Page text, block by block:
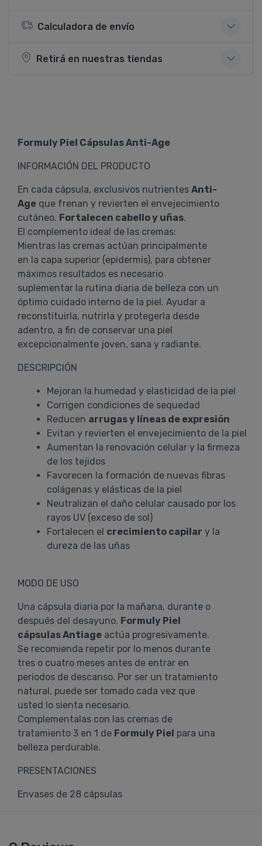
Calculadora de envío
Retirá en nuestras tiendas
Formuly Piel Cápsulas Anti-Age
INFORMACIÓN DEL PRODUCTO
En cada cápsula, exclusivos nutrientes Anti-
Age que frenan y revierten el envejecimiento
cutáneo. Fortalecen cabello y uñas.
El complemento ideal de las cremas:
Mientras las cremas actúan principalmente
en la capa superior (epidermis), para obtener
máximos resultados es necesario
suplementar la rutina diaria de belleza con un
óptimo cuidado interno de la piel. Ayudar a
reconstituirla, nutrirla y protegerla desde
adentro, a fin de conservar una piel
excepcionalmente joven, sana y radiante.
DESCRIPCIÓN
Mejoran la humedad y elasticidad de la piel
Corrigen condiciones de sequedad
Reducen arrugas y líneas de expresión
Evitan y revierten el envejecimiento de la piel
Aumentan la renovación celular y la firmeza
de los tejidos
Favorecen la formación de nuevas fibras
colágenas y elásticas de la piel
Neutralizan el daño celular causado por los
rayos UV (exceso de sol)
Fortalecen el crecimiento capilar y la
dureza de las uñas
MODO DE USO
Una cápsula diaria por la mañana, durante o
después del desayuno. Formuly Piel
cápsulas Antiage actúa progresivamente.
Se recomienda repetir por lo menos durante
tres o cuatro meses antes de entrar en
periodos de descanso. Por ser un tratamiento
natural, puede ser tomado cada vez que
usted lo sienta necesario.
Complementalas con las cremas de
tratamiento 3 en 1 de Formuly Piel para una
belleza perdurable.
PRESENTACIONES
Envases de 28 cápsulas